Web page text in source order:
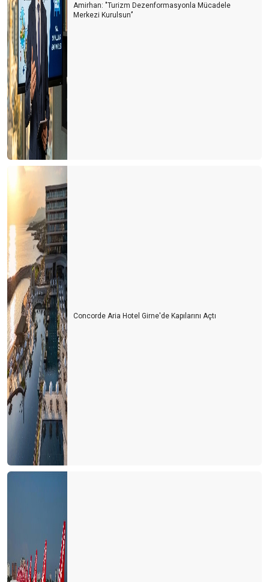
Amirhan: "Turizm Dezenformasyonla Mücadele
Merkezi Kurulsun’’
Concorde Aria Hotel Girne'de Kapılarını Açtı